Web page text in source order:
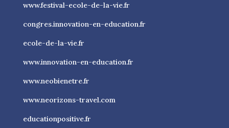
www.festival-ecole-de-la-vie.fr
congres.innovation-en-education.fr
ecole-de-la-vie.fr
www.innovation-en-education.fr
www.neobienetre.fr
www.neorizons-travel.com
educationpositive.fr